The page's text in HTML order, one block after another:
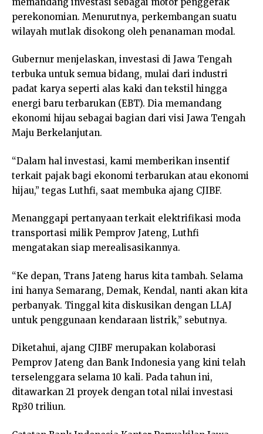
perekonomian. Menurutnya, perkembangan suatu
wilayah mutlak disokong oleh penanaman modal.
Gubernur menjelaskan, investasi di Jawa Tengah
terbuka untuk semua bidang, mulai dari industri
padat karya seperti alas kaki dan tekstil hingga
energi baru terbarukan (EBT). Dia memandang
ekonomi hijau sebagai bagian dari visi Jawa Tengah
Maju Berkelanjutan.
“Dalam hal investasi, kami memberikan insentif
terkait pajak bagi ekonomi terbarukan atau ekonomi
hijau,” tegas Luthfi, saat membuka ajang CJIBF.
Menanggapi pertanyaan terkait elektrifikasi moda
transportasi milik Pemprov Jateng, Luthfi
mengatakan siap merealisasikannya.
“Ke depan, Trans Jateng harus kita tambah. Selama
ini hanya Semarang, Demak, Kendal, nanti akan kita
perbanyak. Tinggal kita diskusikan dengan LLAJ
untuk penggunaan kendaraan listrik,” sebutnya.
Diketahui, ajang CJIBF merupakan kolaborasi
Pemprov Jateng dan Bank Indonesia yang kini telah
terselenggara selama 10 kali. Pada tahun ini,
ditawarkan 21 proyek dengan total nilai investasi
Rp30 triliun.